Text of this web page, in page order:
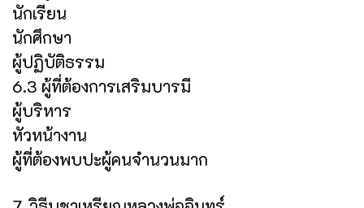
นักเรียน
นักศึกษา
ผู้ปฏิบัติธรรม
6.3 ผู้ที่ต้องการเสริมบารมี
ผู้บริหาร
หัวหน้างาน
ผู้ที่ต้องพบปะผู้คนจำนวนมาก